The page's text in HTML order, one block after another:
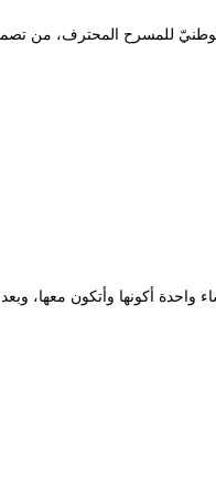
للمسرح المحترف، من
أكونها وأتكون معها،